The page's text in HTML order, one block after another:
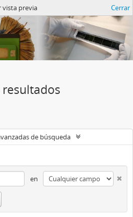
vista previa Cerrar
de búsqueda
en